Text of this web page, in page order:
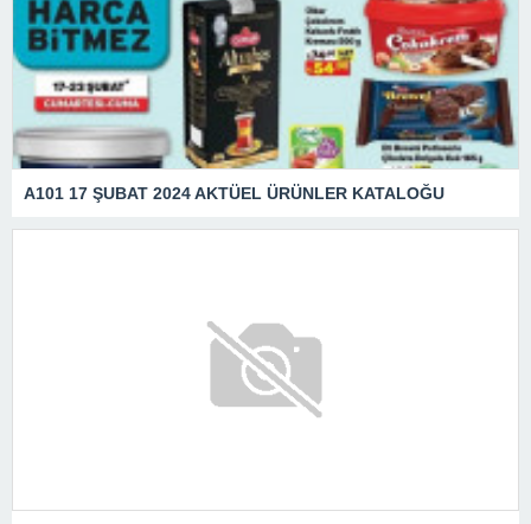
A101 17 ŞUBAT 2024 AKTÜEL ÜRÜNLER KATALOĞU